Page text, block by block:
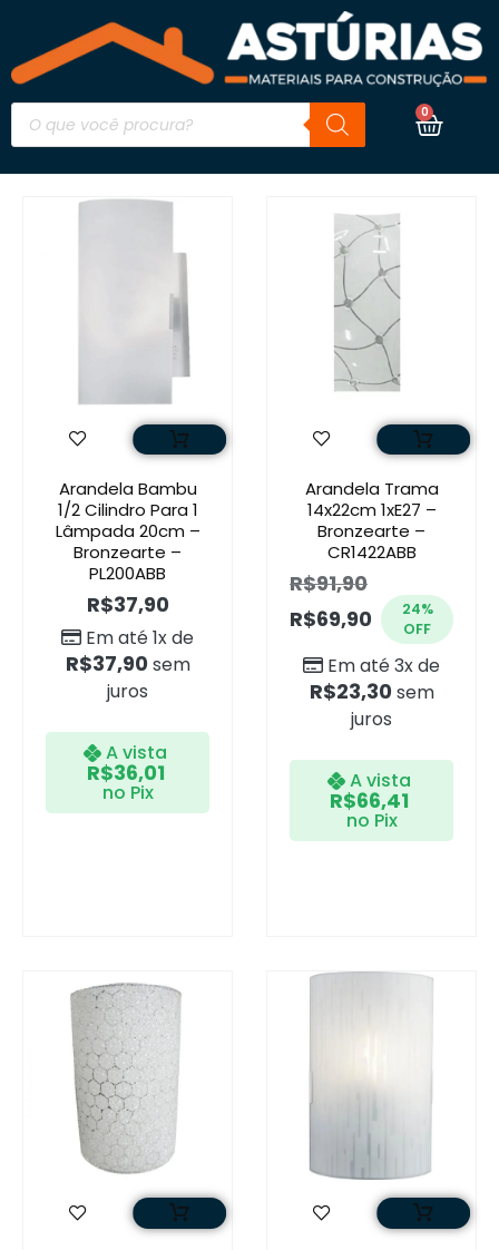
0
Arandela Bambu
1/2 Cilindro Para 1
Lâmpada 20cm –
Bronzearte –
PL200ABB
R$37,90
Em até 1x de
R$37,90 sem
juros
A vista
R$36,01
no Pix
Arandela Trama
14x22cm 1xE27 –
Bronzearte –
CR1422ABB
R$91,90
R$69,90
24%
OFF
Em até 3x de
R$23,30 sem
juros
A vista
R$66,41
no Pix